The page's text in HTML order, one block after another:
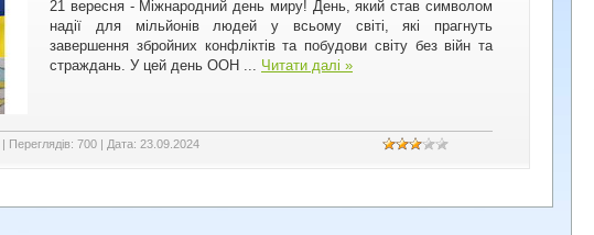
21 вересня - Міжнародний день миру! День, який став символом
надії для мільйонів людей у всьому світі, які прагнуть
завершення збройних конфліктів та побудови світу без війн та
страждань. У цей день ООН ... Читати далі »
| Переглядів: 700 | Дата: 23.09.2024